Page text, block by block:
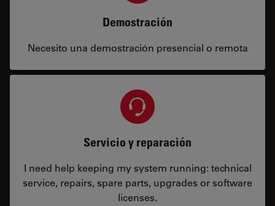
Demostración
Necesito una demostración presencial o remota
Servicio y reparación
I need help keeping my system running: technical
service, repairs, spare parts, upgrades or software
licenses.